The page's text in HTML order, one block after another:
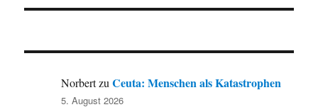
NorbertzuCeuta: Menschen als Katastrophen
5. August 2026